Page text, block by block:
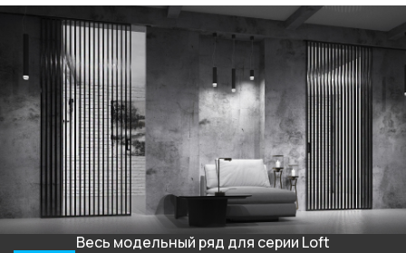
Весь модельный ряд для серии Loft